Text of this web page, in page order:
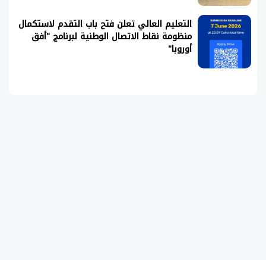
التعليم العالي تعلن فتح باب التقدم لاستكمال
منظومة نقاط الاتصال الوطنية لبرنامج "أفق
أوروبا"